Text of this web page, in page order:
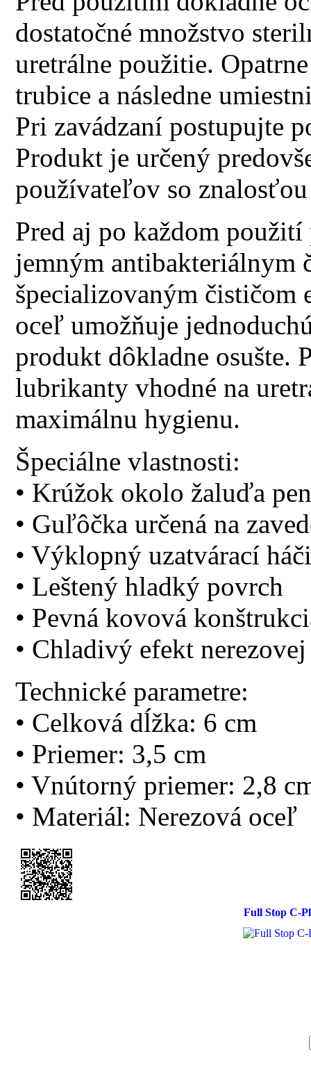
dostatočné množstvo
uretrálne použitie.
trubice a následne
Pri zavádzaní postupujte
Produkt je určený
používateľov so
Pred aj po každom
jemným antibakteriálnym
špecializovaným čističom
oceľ umožňuje
produkt dôkladne osušte.
lubrikanty vhodné na
maximálnu hygienu.
Špeciálne vlastnosti:
• Krúžok okolo žaluďa
• Guľôčka určená na
• Výklopný uzatvárací
• Leštený hladký povrch
• Pevná kovová
• Chladivý efekt
Technické parametre:
• Celková dĺžka: 6 cm
• Priemer: 3,5 cm
• Vnútorný priemer: 2,8
• Materiál: Nerezová oceľ
Full Stop C-